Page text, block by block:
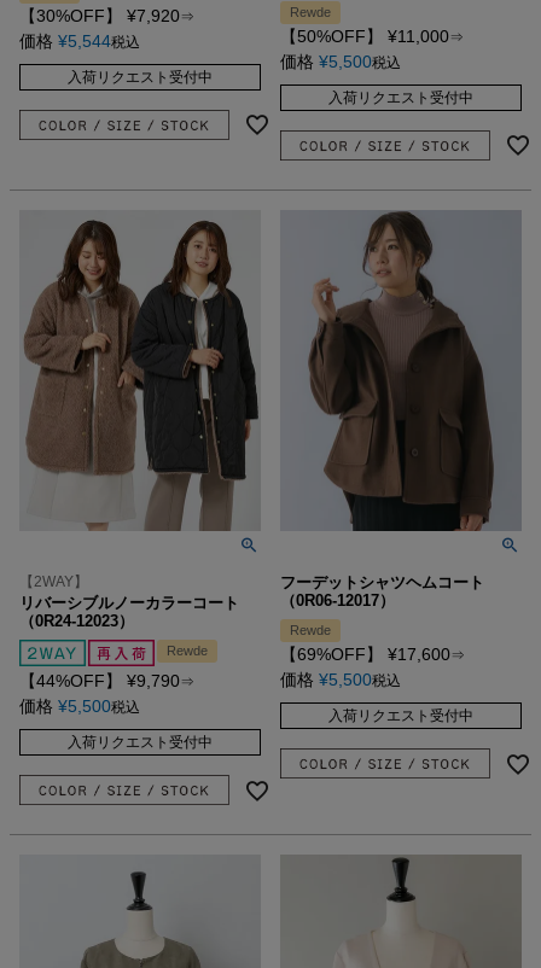
【30%OFF】 ¥7,920⇒
価格 ¥5,544税込
入荷リクエスト受付中
Rewde
【50%OFF】 ¥11,000⇒
価格 ¥5,500税込
入荷リクエスト受付中
【2WAY】
リバーシブルノーカラーコート
（0R24-12023）
Rewde
【44%OFF】 ¥9,790⇒
価格 ¥5,500税込
入荷リクエスト受付中
フーデットシャツヘムコート
（0R06-12017）
Rewde
【69%OFF】 ¥17,600⇒
価格 ¥5,500税込
入荷リクエスト受付中